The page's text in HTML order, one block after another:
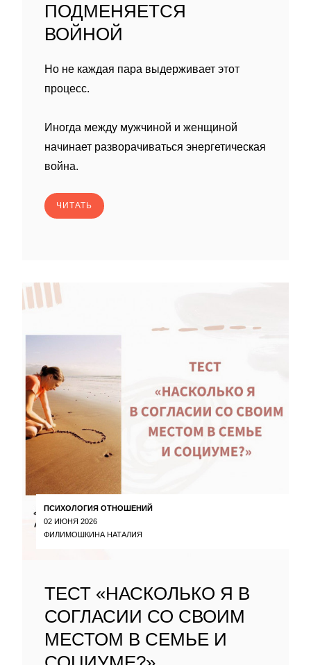
ПОДМЕНЯЕТСЯ
ВОЙНОЙ
Но не каждая пара выдерживает этот
процесс.
Иногда между мужчиной и женщиной
начинает разворачиваться энергетическая
война.
ЧИТАТЬ
ПСИХОЛОГИЯ ОТНОШЕНИЙ
02 ИЮНЯ 2026
ФИЛИМОШКИНА НАТАЛИЯ
ТЕСТ «НАСКОЛЬКО Я В
СОГЛАСИИ СО СВОИМ
МЕСТОМ В СЕМЬЕ И